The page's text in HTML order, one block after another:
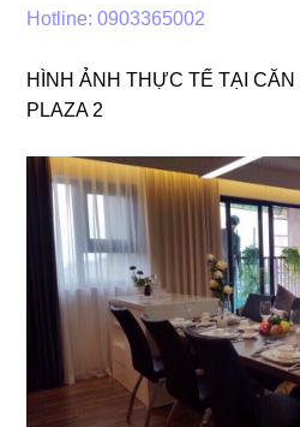
Hotline: 0903365002
HÌNH ẢNH THỰC TẾ TẠI
PLAZA 2